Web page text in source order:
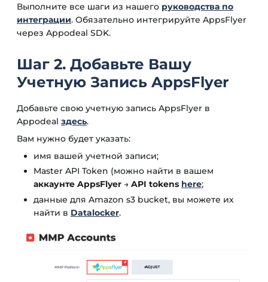
Выполните все шаги из нашего руководства по
интеграции. Обязательно интегрируйте AppsFlyer
через Appodeal SDK.
Шаг 2. Добавьте Вашу
Учетную Запись AppsFlyer
Добавьте свою учетную запись AppsFlyer в
Appodeal здесь.
Вам нужно будет указать:
имя вашей учетной записи;
Master API Token (можно найти в вашем
аккаунте AppsFlyer → API tokens here;
данные для Amazon s3 bucket, вы можете их
найти в Datalocker.